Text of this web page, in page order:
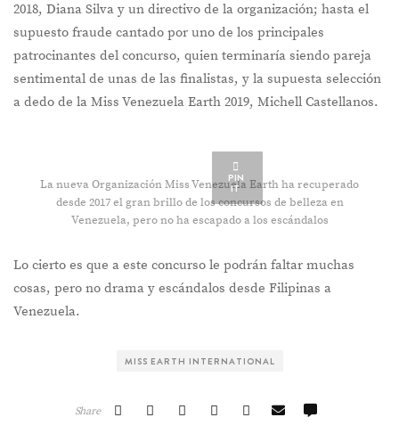
2018, Diana Silva y un directivo de la organización; hasta el
supuesto fraude cantado por uno de los principales
patrocinantes del concurso, quien terminaría siendo pareja
sentimental de unas de las finalistas, y la supuesta selección
a dedo de la Miss Venezuela Earth 2019, Michell Castellanos.
PIN
IT
La nueva Organización Miss Venezuela Earth ha recuperado
desde 2017 el gran brillo de los concursos de belleza en
Venezuela, pero no ha escapado a los escándalos
Lo cierto es que a este concurso le podrán faltar muchas
cosas, pero no drama y escándalos desde Filipinas a
Venezuela.
MISS EARTH INTERNATIONAL
Share